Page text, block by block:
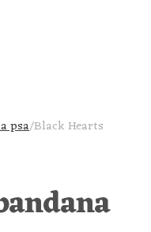
psa/Black Hearts